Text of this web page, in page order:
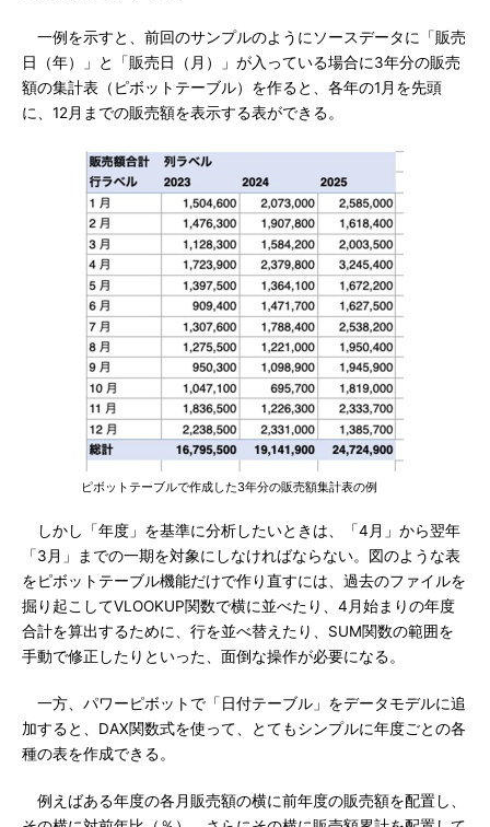
一例を示すと、前回のサンプルのようにソースデータに「販売
日（年）」と「販売日（月）」が入っている場合に3年分の販売
額の集計表（ピボットテーブル）を作ると、各年の1月を先頭
に、12月までの販売額を表示する表ができる。
ピボットテーブルで作成した3年分の販売額集計表の例
しかし「年度」を基準に分析したいときは、「4月」から翌年
「3月」までの一期を対象にしなければならない。図のような表
をピボットテーブル機能だけで作り直すには、過去のファイルを
掘り起こしてVLOOKUP関数で横に並べたり、4月始まりの年度
合計を算出するために、行を並べ替えたり、SUM関数の範囲を
手動で修正したりといった、面倒な操作が必要になる。
一方、パワーピボットで「日付テーブル」をデータモデルに追
加すると、DAX関数式を使って、とてもシンプルに年度ごとの各
種の表を作成できる。
例えばある年度の各月販売額の横に前年度の販売額を配置し、